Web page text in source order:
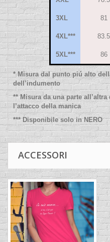
3XL 81
4XL*** 83.5
5XL*** 86
* Misura dal punto piú alto
dell’indumento
** Misura da una parte
l’attacco della manica
*** Disponibile solo in NERO
ACCESSORI